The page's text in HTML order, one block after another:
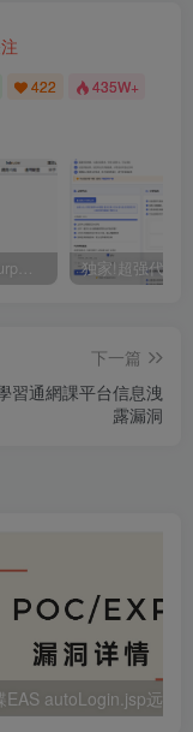
422 435W+
mingdon 明动 burp插件0.2.6版本 本地时间校验去除版
下一篇
習通網課平台信息洩
露漏洞